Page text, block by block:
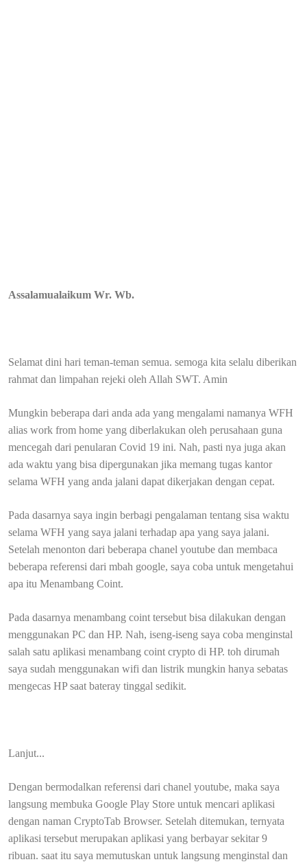
Assalamualaikum Wr. Wb.
Selamat dini hari teman-teman semua. semoga kita selalu diberikan
rahmat dan limpahan rejeki oleh Allah SWT. Amin
Mungkin beberapa dari anda ada yang mengalami namanya WFH
alias work from home yang diberlakukan oleh perusahaan guna
mencegah dari penularan Covid 19 ini. Nah, pasti nya juga akan
ada waktu yang bisa dipergunakan jika memang tugas kantor
selama WFH yang anda jalani dapat dikerjakan dengan cepat.
Pada dasarnya saya ingin berbagi pengalaman tentang sisa waktu
selama WFH yang saya jalani terhadap apa yang saya jalani.
Setelah menonton dari beberapa chanel youtube dan membaca
beberapa referensi dari mbah google, saya coba untuk mengetahui
apa itu Menambang Coint.
Pada dasarnya menambang coint tersebut bisa dilakukan dengan
menggunakan PC dan HP. Nah, iseng-iseng saya coba menginstal
salah satu aplikasi menambang coint crypto di HP. toh dirumah
saya sudah menggunakan wifi dan listrik mungkin hanya sebatas
mengecas HP saat bateray tinggal sedikit.
Lanjut...
Dengan bermodalkan referensi dari chanel youtube, maka saya
langsung membuka Google Play Store untuk mencari aplikasi
dengan naman CryptoTab Browser. Setelah ditemukan, ternyata
aplikasi tersebut merupakan aplikasi yang berbayar sekitar 9
ribuan. saat itu saya memutuskan untuk langsung menginstal dan